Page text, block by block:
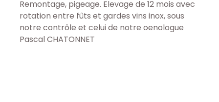
Remontage, pigeage. Elevage de 12 mois avec
rotation entre fûts et gardes vins inox, sous
notre contrôle et celui de notre oenologue
Pascal CHATONNET